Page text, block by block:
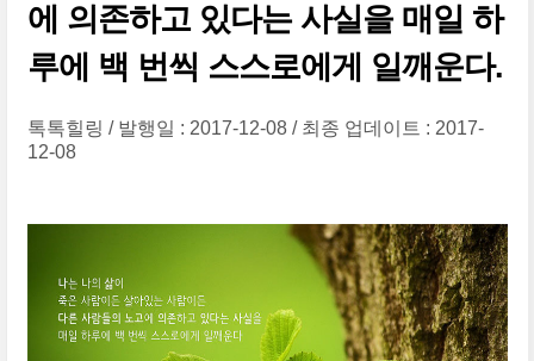
에 의존하고 있다는 사실을 매일 하
루에 백 번씩 스스로에게 일깨운다.
톡톡힐링 발행일 : 2017-12-08
최종 업데이트 : 2017-
12-08